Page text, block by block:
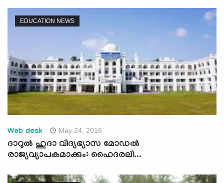
EDUCATION NEWS
Web desk May 24, 2016
ദാറുല്‍ ഹുദാ വിദ്യഭ്യാസ മോഡല്‍
രാജ്യവ്യാപകമാക്കും: ഹൈദരലി...